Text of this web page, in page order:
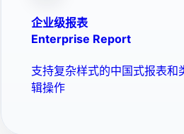
企业级报表
Enterprise Report
支持复杂样式的中国式报表
辑操作